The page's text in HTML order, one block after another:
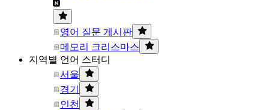
영어 질문 게시판
메모리 크리스마스
지역별 언어 스터디
서울
경기
인천